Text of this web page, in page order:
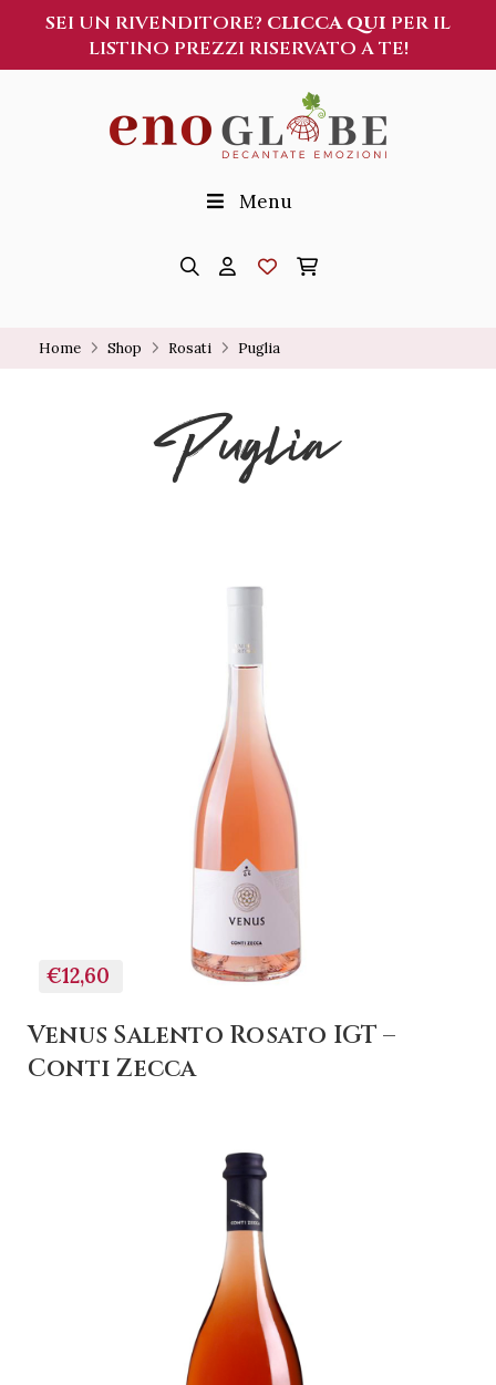
SEI UN RIVENDITORE? CLICCA QUI PER IL
LISTINO PREZZI RISERVATO A TE!
Menu
Home Shop Rosati Puglia
Puglia
€12,60
+ AGGIUNGI AL
CARRELLO
Venus Salento Rosato IGT –
Conti Zecca
+ AGGIUNGI AL
CARRELLO